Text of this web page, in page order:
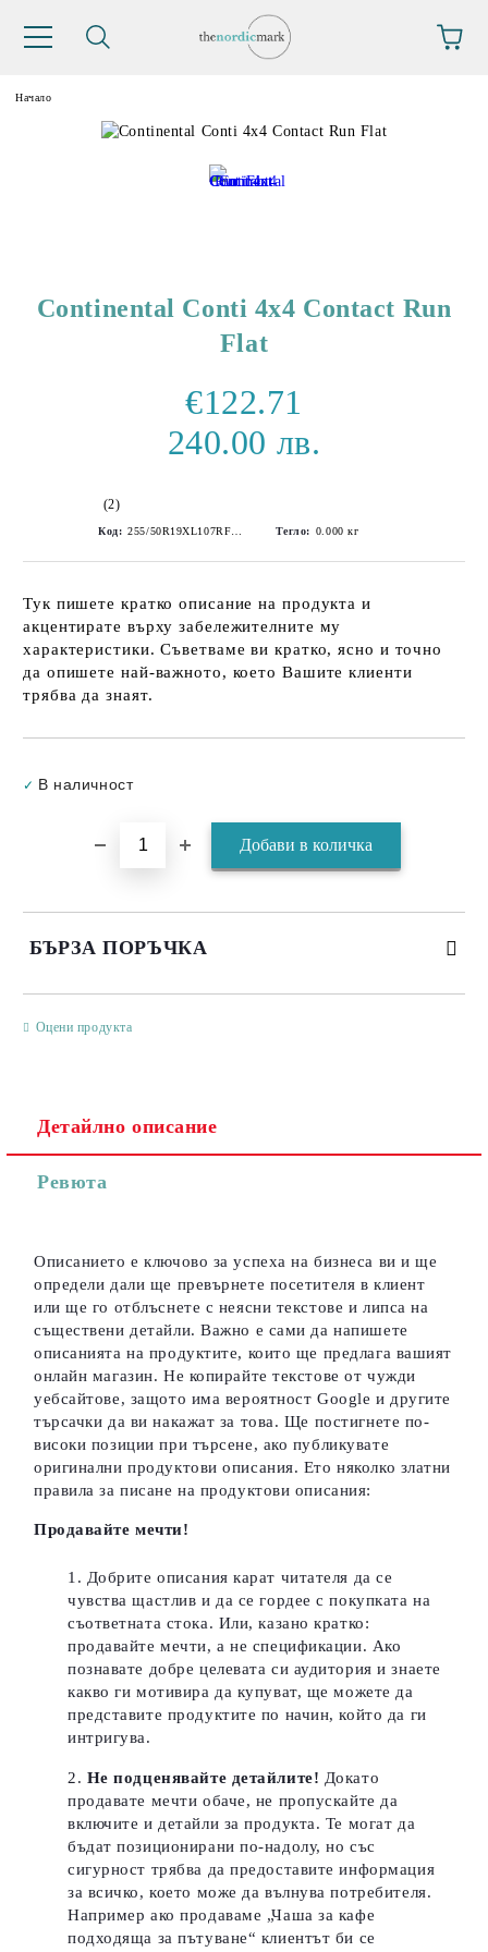
Начало
Continental Conti 4x4 Contact Run
Flat
€122.71
240.00 лв.
(2)
Код: Тегло: 0.000 кг
Тук пишете кратко описание на продукта и
акцентирате върху забележителните му
характеристики. Съветваме ви кратко, ясно и точно
да опишете най-важното, което Вашите клиенти
трябва да знаят.
✓ В наличност
БЪРЗА ПОРЪЧКА
Оцени продукта
Детайлно описание
Ревюта
Описанието е ключово за успеха на бизнеса ви и ще
определи дали ще превърнете посетителя в клиент
или ще го отблъснете с неясни текстове и липса на
съществени детайли. Важно е сами да напишете
описанията на продуктите, които ще предлага вашият
онлайн магазин. Не копирайте текстове от чужди
уебсайтове, защото има вероятност Google и другите
търсачки да ви накажат за това. Ще постигнете по-
високи позиции при търсене, ако публикувате
оригинални продуктови описания. Ето няколко златни
правила за писане на продуктови описания:
Продавайте мечти!
Добрите описания карат читателя да се
чувства щастлив и да се гордее с покупката на
съответната стока. Или, казано кратко:
продавайте мечти, а не спецификации. Ако
познавате добре целевата си аудитория и знаете
какво ги мотивира да купуват, ще можете да
представите продуктите по начин, който да ги
интригува.
Не подценявайте детайлите! Докато
продавате мечти обаче, не пропускайте да
включите и детайли за продукта. Те могат да
бъдат позиционирани по-надолу, но със
сигурност трябва да предоставите информация
за всичко, което може да вълнува потребителя.
Например ако продаваме „Чаша за кафе
подходяща за пътуване“ клиентът би се